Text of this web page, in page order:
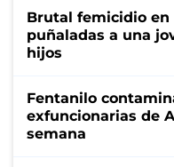
Brutal femicidio en
puñaladas a una
hijos
Fentanilo
exfuncionarias de
semana